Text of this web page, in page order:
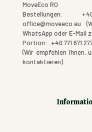
MoveEco RO
Bestellungen:
office@moveeco.eu
WhatsApp oder E-Mail
Portion:
(Wir empfehlen Ihnen,
kontaktieren).